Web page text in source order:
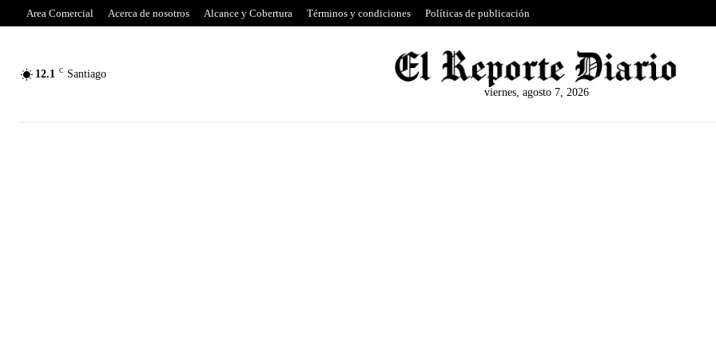
Area Comercial Acerca de nosotros Alcance y Cobertura Términos y condiciones Políticas de publicación
12.1 C
Santiago
viernes, agosto 7, 2026